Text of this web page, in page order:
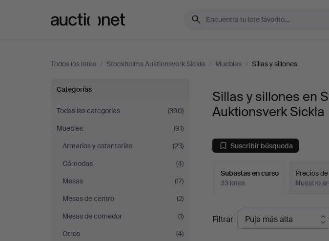
Todos los lotes / Stockholms Auktionsverk Sickla / Muebles / Sillas y sillones
Sillas
y
sillones
en
Stockholms
Auktionsverk
Sickla
Categorías
Todas las categorías
(390)
Muebles
(91)
Armarios y estanterías
(23)
Cómodas
(4)
Mesas
(17)
Mesas de centro
(2)
Mesas de comedor
(1)
Otros
(4)
Sillas y sillones en
Auktionsverk Sickla
Suscribir búsqueda
Subastas en curso
33 lotes
Precios
Nuestro
Subastas
en
Filtrar